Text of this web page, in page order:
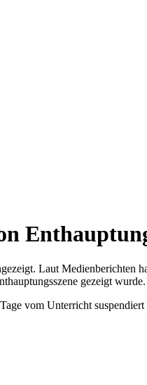
Laut
gezeigt
vom Unterricht